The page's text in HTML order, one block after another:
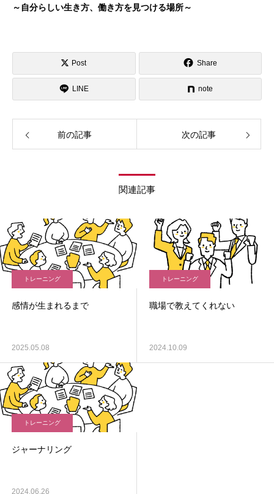
～自分らしい生き方、働き方を見つける場所～
Post Share
LINE note
前の記事 次の記事
関連記事
トレーニング
感情が生まれるまで
2025.05.08
トレーニング
職場で教えてくれない
2024.10.09
トレーニング
ジャーナリング
2024.06.26